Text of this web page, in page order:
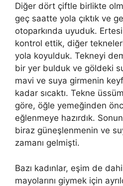
Diğer dört çiftle birlikte
geç saatte yola çıktık ve
otoparkında uyuduk.
kontrol ettik, diğer
yola koyulduk. Tekneyi
bir yer bulduk ve göldeki
mavi ve suya girmenin
kadar sıcaktı. Tekne
göre, öğle yemeğinden
eğlenmeye hazırdık.
biraz güneşlenmenin ve
zamanı gelmişti.
Bazı kadınlar, eşim de
mayolarını giymek için